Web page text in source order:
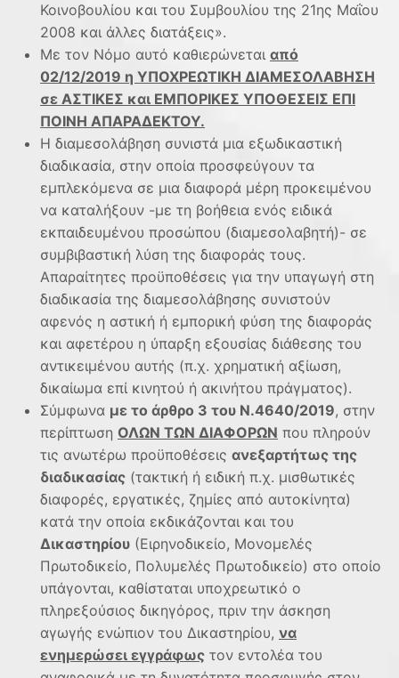
Κοινοβουλίου και του Συμβουλίου της 21ης Μαΐου
2008 και άλλες διατάξεις».
Με τον Νόμο αυτό καθιερώνεται από
02/12/2019 η ΥΠΟΧΡΕΩΤΙΚΗ ΔΙΑΜΕΣΟΛΑΒΗΣΗ
σε ΑΣΤΙΚΕΣ και ΕΜΠΟΡΙΚΕΣ ΥΠΟΘΕΣΕΙΣ ΕΠΙ
ΠΟΙΝΗ ΑΠΑΡΑΔΕΚΤΟΥ.
Η διαμεσολάβηση συνιστά μια εξωδικαστική
διαδικασία, στην οποία προσφεύγουν τα
εμπλεκόμενα σε μια διαφορά μέρη προκειμένου
να καταλήξουν -με τη βοήθεια ενός ειδικά
εκπαιδευμένου προσώπου (διαμεσολαβητή)- σε
συμβιβαστική λύση της διαφοράς τους.
Απαραίτητες προϋποθέσεις για την υπαγωγή στη
διαδικασία της διαμεσολάβησης συνιστούν
αφενός η αστική ή εμπορική φύση της διαφοράς
και αφετέρου η ύπαρξη εξουσίας διάθεσης του
αντικειμένου αυτής (π.χ. χρηματική αξίωση,
δικαίωμα επί κινητού ή ακινήτου πράγματος).
Σύμφωνα με το άρθρο 3 του Ν.4640/2019, στην
περίπτωση ΟΛΩΝ ΤΩΝ ΔΙΑΦΟΡΩΝ που πληρούν
τις ανωτέρω προϋποθέσεις ανεξαρτήτως της
διαδικασίας (τακτική ή ειδική π.χ. μισθωτικές
διαφορές, εργατικές, ζημίες από αυτοκίνητα)
κατά την οποία εκδικάζονται και του
Δικαστηρίου (Ειρηνοδικείο, Μονομελές
Πρωτοδικείο, Πολυμελές Πρωτοδικείο) στο οποίο
υπάγονται, καθίσταται υποχρεωτικό ο
πληρεξούσιος δικηγόρος, πριν την άσκηση
αγωγής ενώπιον του Δικαστηρίου, να
ενημερώσει εγγράφως τον εντολέα του